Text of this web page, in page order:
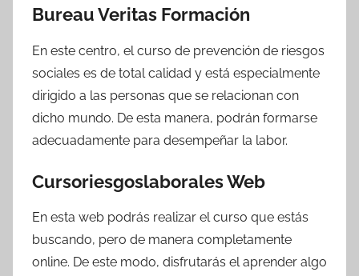
Bureau Veritas Formación
En este centro, el curso de prevención de riesgos
sociales es de total calidad y está especialmente
dirigido a las personas que se relacionan con
dicho mundo. De esta manera, podrán formarse
adecuadamente para desempeñar la labor.
Cursoriesgoslaborales Web
En esta web podrás realizar el curso que estás
buscando, pero de manera completamente
online. De este modo, disfrutarás el aprender algo